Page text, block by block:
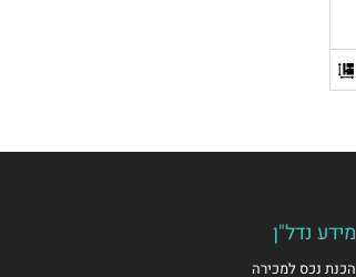
מידע נדל"ן
הכנת נכס למכירה